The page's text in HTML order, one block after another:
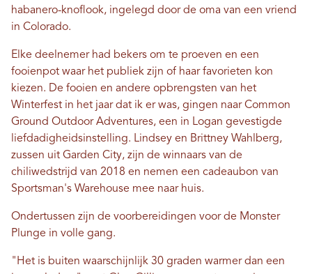
habanero-knoflook, ingelegd door de oma van een vriend
in Colorado.
Elke deelnemer had bekers om te proeven en een
fooienpot waar het publiek zijn of haar favorieten kon
kiezen. De fooien en andere opbrengsten van het
Winterfest in het jaar dat ik er was, gingen naar Common
Ground Outdoor Adventures, een in Logan gevestigde
liefdadigheidsinstelling. Lindsey en Brittney Wahlberg,
zussen uit Garden City, zijn de winnaars van de
chiliwedstrijd van 2018 en nemen een cadeaubon van
Sportsman's Warehouse mee naar huis.
Ondertussen zijn de voorbereidingen voor de Monster
Plunge in volle gang.
"Het is buiten waarschijnlijk 30 graden warmer dan een